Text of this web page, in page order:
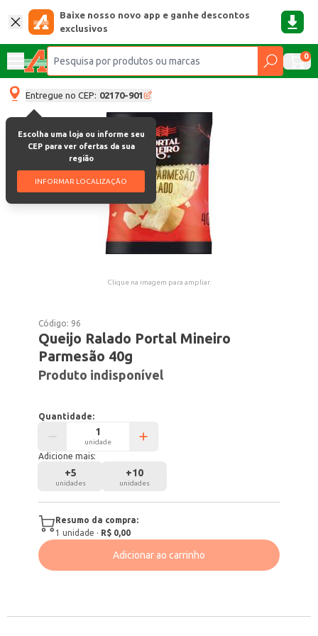
Baixe nosso novo app e ganhe descontos
exclusivos
0
Entregue no CEP: 02170-901
Escolha uma loja ou informe seu
CEP para ver ofertas da sua
região
INFORMAR LOCALIZAÇÃO
Clique na imagem para ampliar.
Código: 96
Queijo Ralado Portal Mineiro
Parmesão 40g
Produto indisponível
Quantidade:
unidade
Adicione mais:
+5
unidades
+10
unidades
Resumo da compra:
1 unidade · R$ 0,00
Adicionar ao carrinho